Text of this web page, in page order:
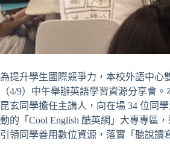
為提升學生國際競爭力，本校外語中心
（4/9）中午舉辦英語學習資源分享會
昆玄同學擔任主講人，向在場 34 位同
動的「Cool English 酷英網」大專專區
引領同學善用數位資源，落實「聽說讀